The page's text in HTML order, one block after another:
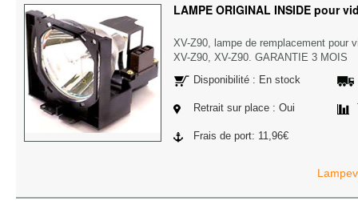
LAMPE ORIGINAL INSIDE pour
XV-Z90, lampe de remplacement pour
XV-Z90, XV-Z90. GARANTIE 3 MOIS
Disponibilité : En stock
Retrait sur place : Oui
Frais de port: 11,96€